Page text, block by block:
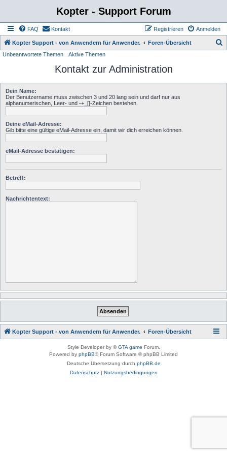
Kopter - Support Forum
FAQ Kontakt Anmelden
Registrieren
Kopter Support - von Anwendern für Anwender. Foren-Übersicht
Unbeantwortete Themen Aktive Themen
Kontakt zur Administration
Dein Name:
Der Benutzername muss zwischen 3 und 20 lang sein und darf nur aus
alphanumerischen, Leer- und -+_[]-Zeichen bestehen.
Deine eMail-Adresse:
Gib bitte eine gültige eMail-Adresse ein, damit wir dich erreichen können.
eMail-Adresse bestätigen:
Betreff:
Nachrichtentext:
Kopter Support - von Anwendern für Anwender. Foren-Übersicht
Style Developer by ©GTA game Forum.
Powered by phpBB® Forum Software © phpBB Limited
Deutsche Übersetzung durch phpBB.de
Datenschutz| Nutzungsbedingungen